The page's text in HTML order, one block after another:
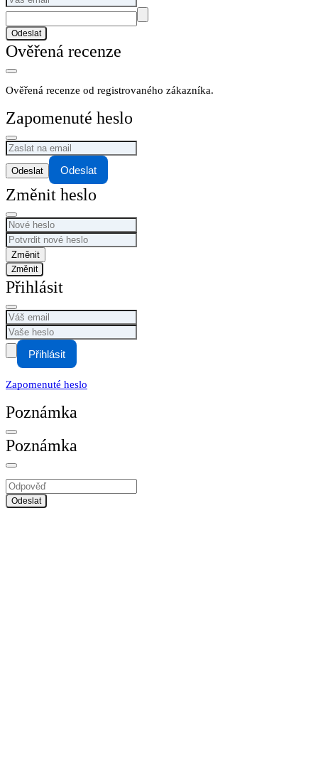
Odeslat
Ověřená recenze
Ověřená recenze od registrovaného zákazníka.
Zapomenuté heslo
Odeslat
Změnit heslo
Změnit
Přihlásit
Přihlásit
Zapomenuté heslo
Poznámka
Poznámka
Odeslat